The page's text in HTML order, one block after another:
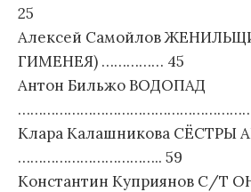
25
Алексей Самойлов
ГИМЕНЕЯ) …………… 45
Антон Бильжо ВОДОПАД
Клара Калашникова СЁСТРЫ
…………………………….. 59
Константин Куприянов С/Т